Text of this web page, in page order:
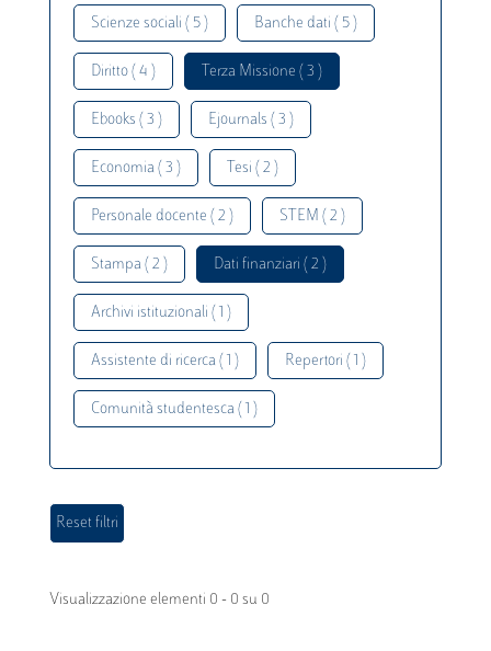
Scienze sociali ( 5 ) Banche dati ( 5 )
Diritto ( 4 ) Terza Missione ( 3 )
Ebooks ( 3 ) Ejournals ( 3 )
Economia ( 3 ) Tesi ( 2 )
Personale docente ( 2 ) STEM ( 2 )
Stampa ( 2 ) Dati finanziari ( 2 )
Archivi istituzionali ( 1 )
Assistente di ricerca ( 1 ) Repertori ( 1 )
Comunità studentesca ( 1 )
Visualizzazione elementi 0 - 0 su 0